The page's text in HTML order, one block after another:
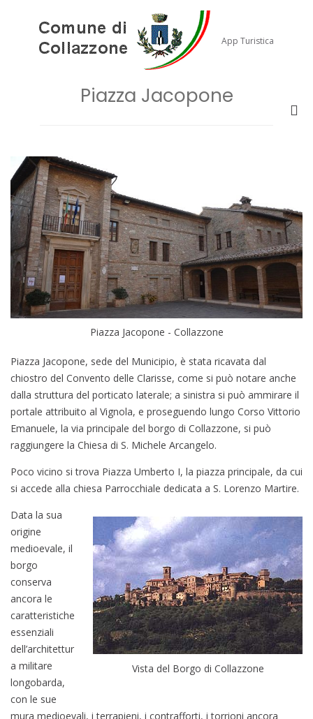
contenuto
App Turistica
Piazza Jacopone
Piazza Jacopone - Collazzone
Piazza Jacopone, sede del Municipio, è stata ricavata dal
chiostro del Convento delle Clarisse, come si può notare anche
dalla struttura del porticato laterale; a sinistra si può ammirare il
portale attribuito al Vignola, e proseguendo lungo Corso Vittorio
Emanuele, la via principale del borgo di Collazzone, si può
raggiungere la Chiesa di S. Michele Arcangelo.
Poco vicino si trova Piazza Umberto I, la piazza principale, da cui
si accede alla chiesa Parrocchiale dedicata a S. Lorenzo Martire.
Vista del Borgo di Collazzone
Data la sua
origine
medioevale, il
borgo
conserva
ancora le
caratteristiche
essenziali
dell’architettur
a militare
longobarda,
con le sue
mura medioevali, i terrapieni, i contrafforti, i torrioni ancora